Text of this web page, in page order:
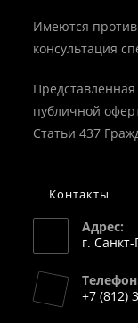
Имеются
консультация
публичной
Статьи 437
Контакты
Адрес:
г.
+7 (812)